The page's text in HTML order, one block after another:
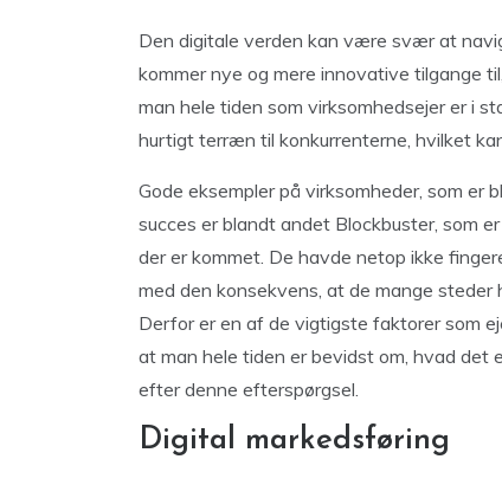
Den digitale verden kan være svær at
kommer nye og mere innovative tilgange
man hele tiden som virksomhedsejer er i
hurtigt terræn til konkurrenterne, hvilket
Gode eksempler på virksomheder, som
succes er blandt andet Blockbuster, som
der er kommet. De havde netop ikke
med den konsekvens, at de mange steder
Derfor er en af de vigtigste faktorer som
at man hele tiden er bevidst om, hvad det
efter denne efterspørgsel.
Digital markedsføring